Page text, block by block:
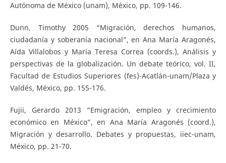
Autónoma de México (unam), México, pp. 109-146.
Dunn, Timothy 2005 “Migración, derechos humanos,
ciudadanía y soberanía nacional”, en Ana María Aragonés,
Aída Villalobos y María Teresa Correa (coords.), Análisis y
perspectivas de la globalización. Un debate teórico, vol. II,
Facultad de Estudios Superiores (fes)-Acatlán-unam/Plaza y
Valdés, México, pp. 155-176.
Fujii, Gerardo 2013 “Emigración, empleo y crecimiento
económico en México”, en Ana María Aragonés (coord.),
Migración y desarrollo. Debates y propuestas, iiec-unam,
México, pp. 21-70.